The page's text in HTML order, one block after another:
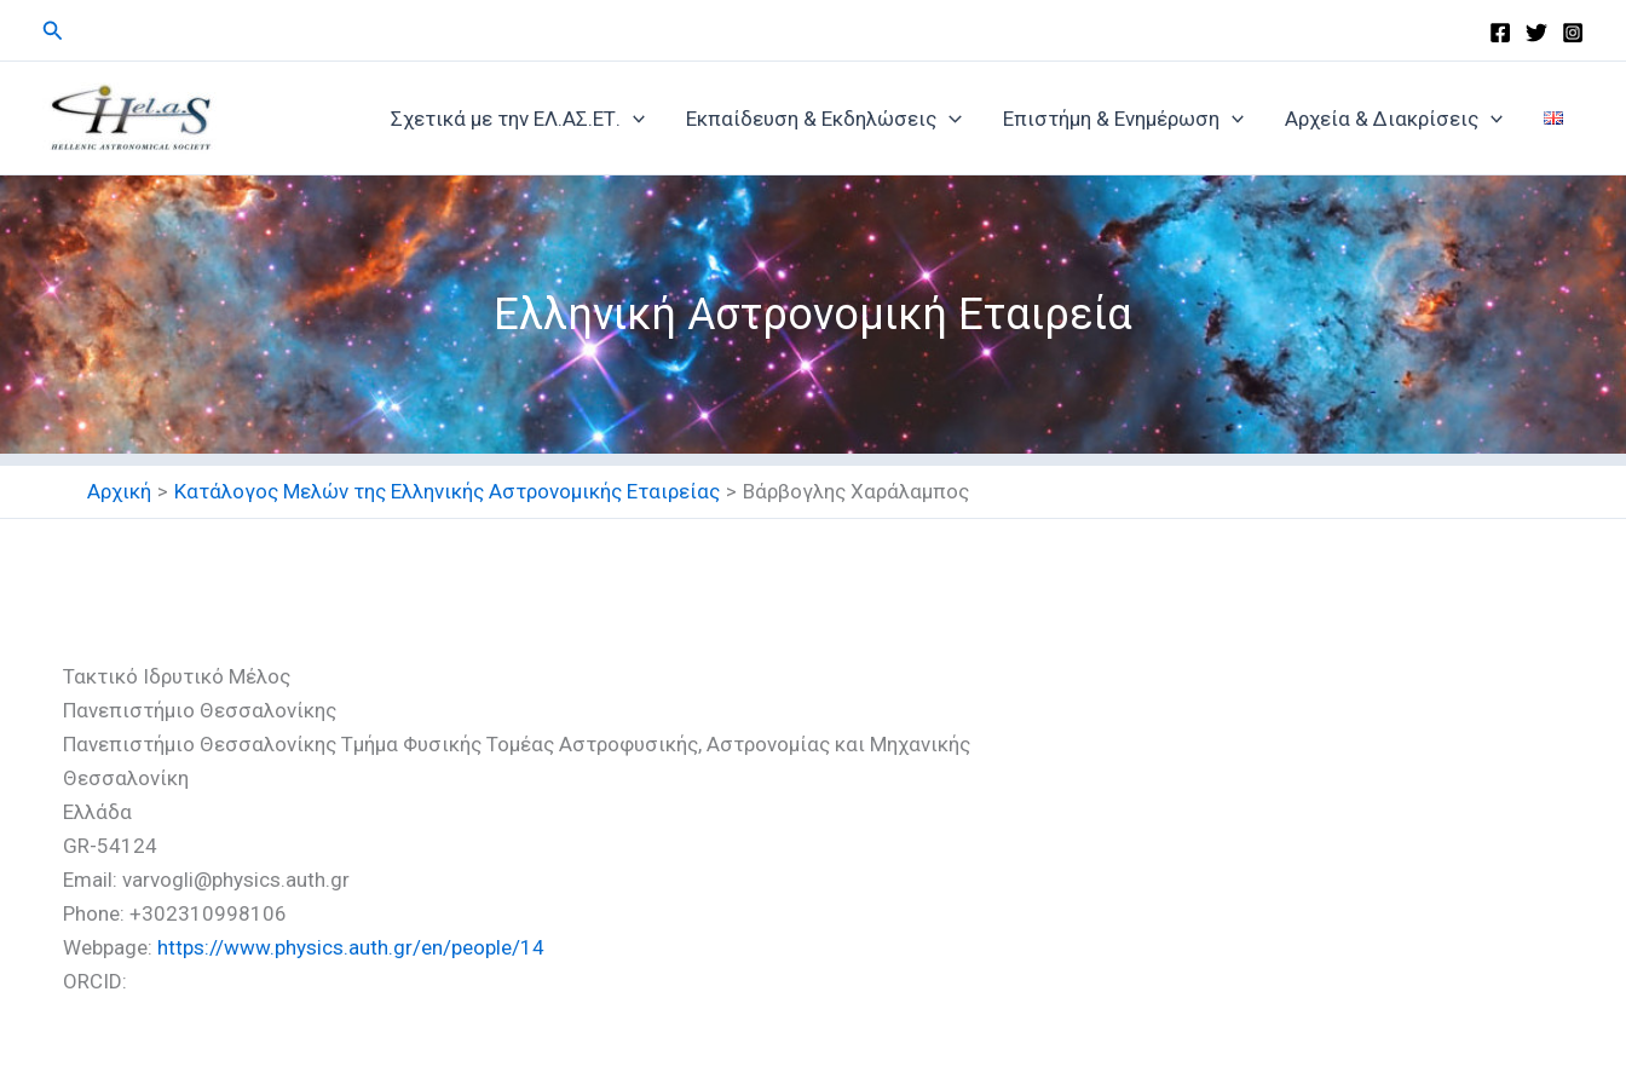
Μετάβαση
περιεχόμενο
Αναζήτηση
Σχετικά με την ΕΛ.ΑΣ.ΕΤ. Εκπαίδευση & Εκδηλώσεις Επιστήμη & Ενημέρωση Αρχεία & Διακρίσεις
Ελληνική Αστρονομική Εταιρεία
Αρχική Κατάλογος Μελών της Ελληνικής Αστρονομικής Εταιρείας Βάρβογλης Χαράλαμπος
Τακτικό Ιδρυτικό Μέλος
Πανεπιστήμιο Θεσσαλονίκης
Πανεπιστήμιο Θεσσαλονίκης Τμήμα Φυσικής Τομέας Αστροφυσικής, Αστρονομίας και Μηχανικής
Θεσσαλονίκη
Ελλάδα
GR-54124
Email: varvogli@physics.auth.gr
Phone: +302310998106
Webpage: https://www.physics.auth.gr/en/people/14
ORCID: